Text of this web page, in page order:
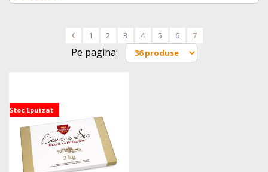
< 1 2 3 4 5 6 7
Pe pagina:
Stoc Epuizat